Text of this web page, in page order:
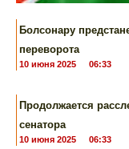
Болсонару
переворота
10 июня 2025 06:33
Продолжается
сенатора
10 июня 2025 06:33